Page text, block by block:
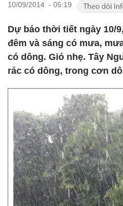
10/09/2014 - 05:19
Dự báo thời tiết ngày 10/
đêm và sáng có mưa,
có dông. Gió nhẹ. Tây
rác có dông, trong cơn